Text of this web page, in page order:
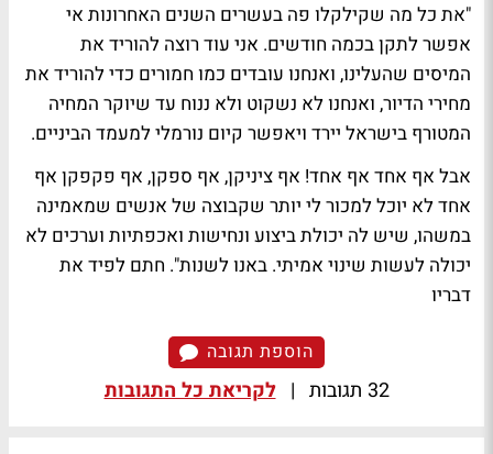
"את כל מה שקילקלו פה בעשרים השנים האחרונות אי
אפשר לתקן בכמה חודשים. אני עוד רוצה להוריד את
המיסים שהעלינו, ואנחנו עובדים כמו חמורים כדי להוריד את
מחירי הדיור, ואנחנו לא נשקוט ולא ננוח עד שיוקר המחיה
המטורף בישראל יירד ויאפשר קיום נורמלי למעמד הביניים.
אבל אף אחד אף אחד! אף ציניקן, אף ספקן, אף פקפקן אף
אחד לא יוכל למכור לי יותר שקבוצה של אנשים שמאמינה
במשהו, שיש לה יכולת ביצוע ונחישות ואכפתיות וערכים לא
יכולה לעשות שינוי אמיתי. באנו לשנות". חתם לפיד את
דבריו
הוספת תגובה
32 תגובות | לקריאת כל התגובות